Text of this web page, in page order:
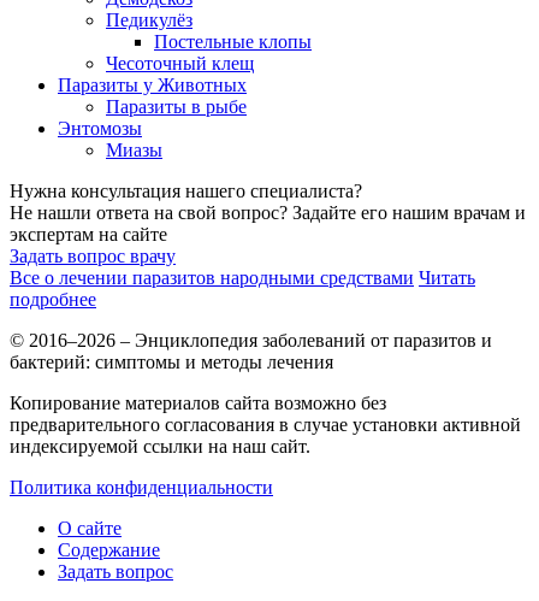
Педикулёз
Постельные клопы
Чесоточный клещ
Паразиты у Животных
Паразиты в рыбе
Энтомозы
Миазы
Нужна консультация нашего специалиста?
Не нашли ответа на свой вопрос? Задайте его нашим врачам и
экспертам на сайте
Задать вопрос врачу
Все о лечении паразитов народными средствами Читать
подробнее
© 2016–2026 – Энциклопедия заболеваний от паразитов и
бактерий: симптомы и методы лечения
Копирование материалов сайта возможно без
предварительного согласования в случае установки активной
индексируемой ссылки на наш сайт.
Политика конфиденциальности
О сайте
Содержание
Задать вопрос